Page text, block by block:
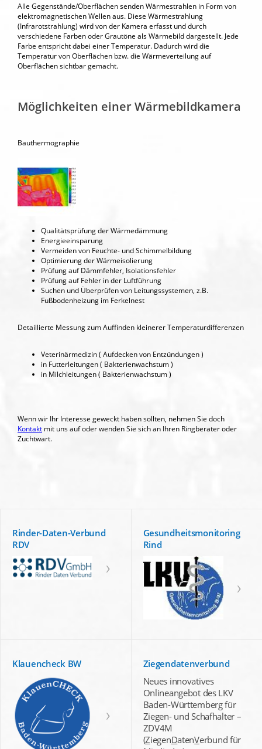
Alle Gegenstände/Oberflächen senden Wärmestrahlen in Form von
elektromagnetischen Wellen aus. Diese Wärmestrahlung
(Infrarotstrahlung) wird von der Kamera erfasst und durch
verschiedene Farben oder Grautöne als Wärmebild dargestellt. Jede
Farbe entspricht dabei einer Temperatur. Dadurch wird die
Temperatur von Oberflächen bzw. die Wärmeverteilung auf
Oberflächen sichtbar gemacht.
Möglichkeiten einer Wärmebildkamera
Bauthermographie
Qualitätsprüfung der Wärmedämmung
Energieeinsparung
Vermeiden von Feuchte- und Schimmelbildung
Optimierung der Wärmeisolierung
Prüfung auf Dämmfehler, Isolationsfehler
Prüfung auf Fehler in der Luftführung
Suchen und Überprüfen von Leitungssystemen, z.B.
Fußbodenheizung im Ferkelnest
Detaillierte Messung zum Auffinden kleinerer Temperaturdifferenzen
Veterinärmedizin ( Aufdecken von Entzündungen )
in Futterleitungen ( Bakterienwachstum )
in Milchleitungen ( Bakterienwachstum )
Wenn wir Ihr Interesse geweckt haben sollten, nehmen Sie doch
Kontakt mit uns auf oder wenden Sie sich an Ihren Ringberater oder
Zuchtwart.
Rinder-Daten-Verbund
RDV
Gesundheitsmonitoring
Rind
Klauencheck BW
Ziegendatenverbund
Neues innovatives
Onlineangebot des LKV
Baden-Württemberg für
Ziegen- und Schafhalter –
ZDV4M
(ZiegenDatenVerbund für